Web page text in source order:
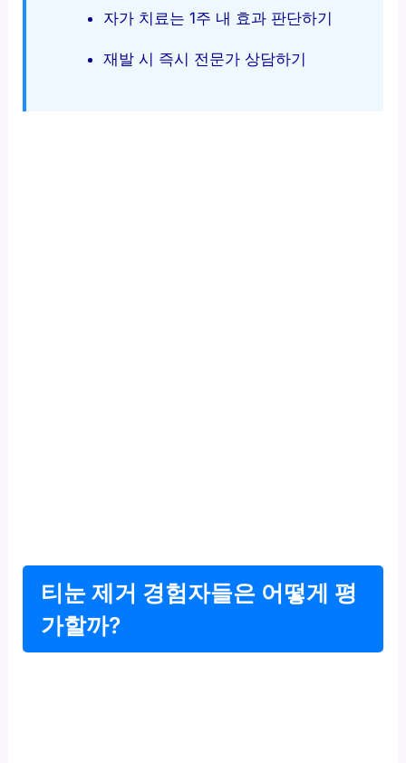
자가 치료는 1주 내 효과 판단하기
재발 시 즉시 전문가 상담하기
티눈 제거 경험자들은 어떻게 평
가할까?